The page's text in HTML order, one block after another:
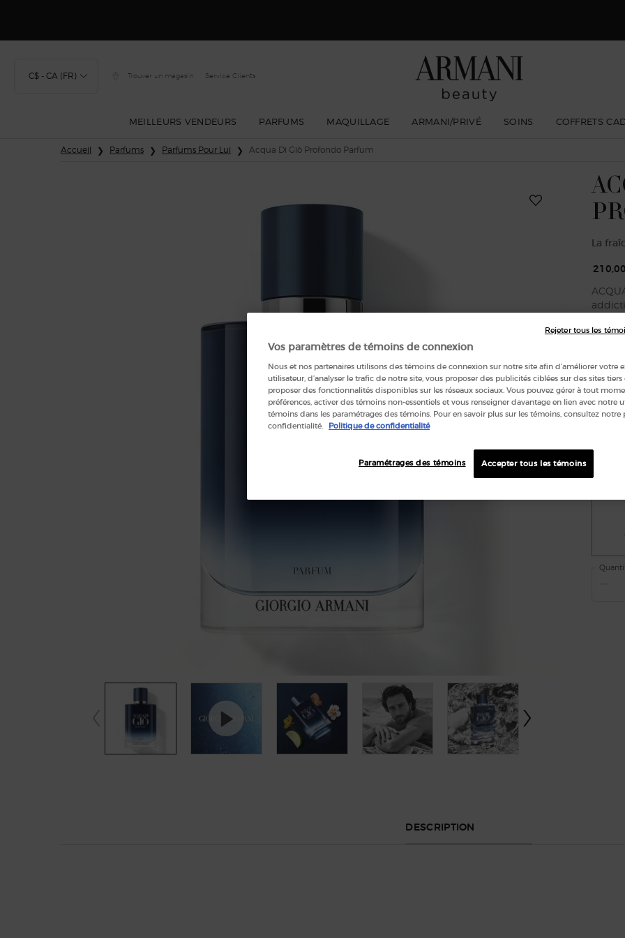
C$ - CA (FR) Trouver un magasin Service Clients
MEILLEURS VENDEURS PARFUMS MAQUILLAGE ARMANI/PRIVÉ SOINS COFFRETS
Accueil Parfums Parfums Pour Lui Acqua Di Giò Profondo Parfum
La
Écrire
DESCRIPTION
Vos paramètres de témoins de connexion
Nous et nos partenaires utilisons des témoins de connexion sur notre site afin d’améliorer votre
utilisateur, d’analyser le trafic de notre site, vous proposer des publicités ciblées sur des sites tiers
proposer des fonctionnalités disponibles sur les réseaux sociaux. Vous pouvez gérer à tout
préférences, activer des témoins non-essentiels et vous renseigner davantage en lien avec notre
témoins dans les paramétrages des témoins. Pour en savoir plus sur les témoins, consultez
confidentialité.
Politique de confidentialité
Accepter tous les témoins
Paramétrages des témoins
Rejeter tous les